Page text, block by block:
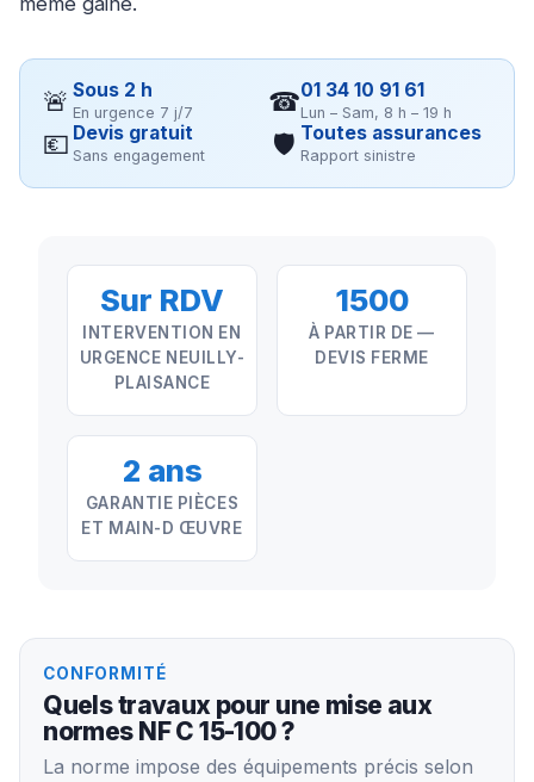
🚨 Sous 2 h
En urgence 7 j/7 ☎01 34 10 91 61
Lun – Sam, 8 h – 19 h
💶 Devis gratuit
Sans engagement 🛡 Toutes assurances
Rapport sinistre
Sur RDV
INTERVENTION EN
URGENCE NEUILLY-
PLAISANCE
1500
À PARTIR DE —
DEVIS FERME
2 ans
GARANTIE PIÈCES
ET MAIN-D ŒUVRE
CONFORMITÉ
Quels travaux pour une mise aux
normes NF C 15-100 ?
La norme impose des équipements précis selon